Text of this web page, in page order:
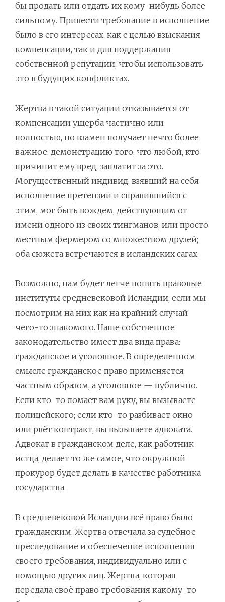
бы продать или отдать их кому-нибудь более
сильному. Привести требование в исполнение
было в его интересах, как с целью взыскания
компенсации, так и для поддержания
собственной репутации, чтобы использовать
это в будущих конфликтах.
Жертва в такой ситуации отказывается от
компенсации ущерба частично или
полностью, но взамен получает нечто более
важное: демонстрацию того, что любой, кто
причинит ему вред, заплатит за это.
Могущественный индивид, взявший на себя
исполнение претензии и справившийся с
этим, мог быть вождем, действующим от
имени одного из своих тингманов, или просто
местным фермером со множеством друзей;
оба сюжета встречаются в исландских сагах.
Возможно, нам будет легче понять правовые
институты средневековой Исландии, если мы
посмотрим на них как на крайний случай
чего-то знакомого. Наше собственное
законодательство имеет два вида права:
гражданское и уголовное. В определенном
смысле гражданское право применяется
частным образом, а уголовное — публично.
Если кто-то ломает вам руку, вы вызываете
полицейского; если кто-то разбивает окно
или рвёт контракт, вы вызываете адвоката.
Адвокат в гражданском деле, как работник
истца, делает то же самое, что окружной
прокурор будет делать в качестве работника
государства.
В средневековой Исландии всё право было
гражданским. Жертва отвечала за судебное
преследование и обеспечение исполнения
своего требования, индивидуально или с
помощью других лиц. Жертва, которая
передала своё право требования какому-то